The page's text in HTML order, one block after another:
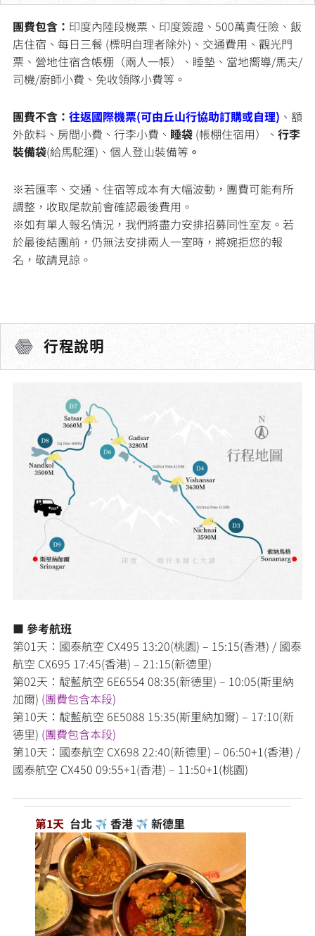
團費包含： 印度內陸段機票、印度簽證、500萬責任險、飯
店住宿、每日三餐 (標明自理者除外)、交通費用、觀光門
票、營地住宿含帳棚（兩人一帳）、睡墊、當地嚮導/馬夫/
司機/廚師小費、免收領隊小費等。
團費不含： 往返國際機票(可由丘山行協助訂購或自理) 、額
外飲料、房間小費、行李小費、 睡袋 (帳棚住宿用）、 行李
裝備袋(給馬駝運)、個人登山裝備等 。
※若匯率、交通、住宿等成本有大幅波動，團費可能有所
調整，收取尾款前會確認最後費用。
※如有單人報名情況，我們將盡力安排招募同性室友。若
於最後結團前，仍無法安排兩人一室時，將婉拒您的報
名，敬請見諒。
行程說明
■ 參考航班
第01天：國泰航空 CX495 13:20(桃園) – 15:15(香港) / 國泰
航空 CX695 17:45(香港) – 21:15(新德里)
第02天：靛藍航空 6E6554 08:35(新德里) – 10:05(斯里納
加爾) (團費包含本段)
第10天：靛藍航空 6E5088 15:35(斯里納加爾) – 17:10(新
德里) (團費包含本段)
第10天：國泰航空 CX698 22:40(新德里) – 06:50+1(香港) /
國泰航空 CX450 09:55+1(香港) – 11:50+1(桃園)
第1天 台北 香港 新德里